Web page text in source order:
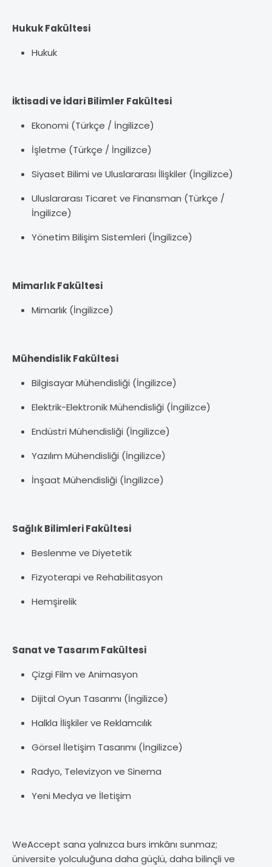
Hukuk Fakültesi
Hukuk
İktisadi ve İdari Bilimler Fakültesi
Ekonomi (Türkçe / İngilizce)
İşletme (Türkçe / İngilizce)
Siyaset Bilimi ve Uluslararası İlişkiler (İngilizce)
Uluslararası Ticaret ve Finansman (Türkçe /
İngilizce)
Yönetim Bilişim Sistemleri (İngilizce)
Mimarlık Fakültesi
Mimarlık (İngilizce)
Mühendislik Fakültesi
Bilgisayar Mühendisliği (İngilizce)
Elektrik-Elektronik Mühendisliği (İngilizce)
Endüstri Mühendisliği (İngilizce)
Yazılım Mühendisliği (İngilizce)
İnşaat Mühendisliği (İngilizce)
Sağlık Bilimleri Fakültesi
Beslenme ve Diyetetik
Fizyoterapi ve Rehabilitasyon
Hemşirelik
Sanat ve Tasarım Fakültesi
Çizgi Film ve Animasyon
Dijital Oyun Tasarımı (İngilizce)
Halkla İlişkiler ve Reklamcılık
Görsel İletişim Tasarımı (İngilizce)
Radyo, Televizyon ve Sinema
Yeni Medya ve İletişim
WeAccept sana yalnızca burs imkânı sunmaz;
üniversite yolculuğuna daha güçlü, daha bilinçli ve